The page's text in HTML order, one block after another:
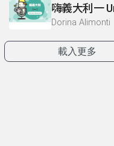
Dorina Alimonti
載入更多